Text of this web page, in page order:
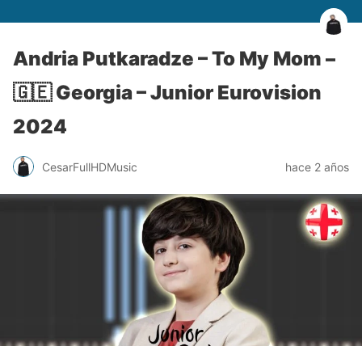
Andria Putkaradze – To My Mom –
🇬🇪 Georgia – Junior Eurovision
2024
CesarFullHDMusic hace 2 años